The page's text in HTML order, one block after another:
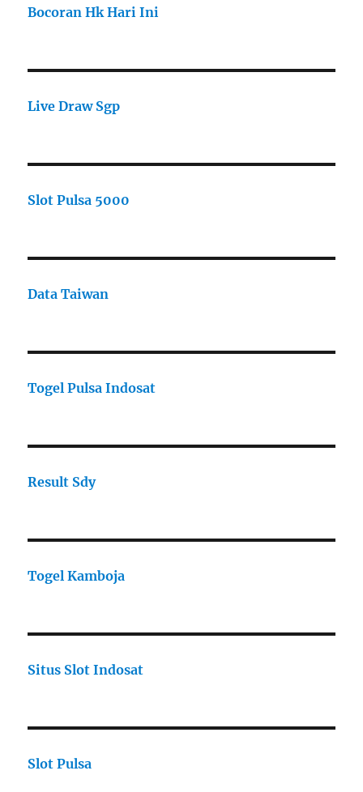
Bocoran Hk Hari Ini
Live Draw Sgp
Slot Pulsa 5000
Data Taiwan
Togel Pulsa Indosat
Result Sdy
Togel Kamboja
Situs Slot Indosat
Slot Pulsa